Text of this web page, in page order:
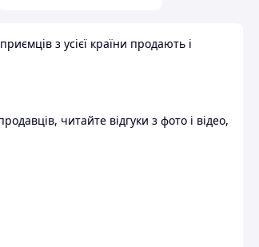
з усієї країни продають і
читайте відгуки з фото і відео,